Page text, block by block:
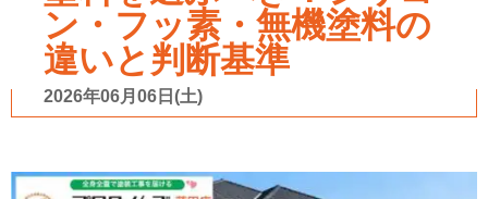
ン・フッ素・無機塗料の
違いと判断基準
2026年06月06日(土)